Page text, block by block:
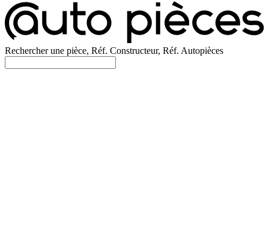
Rechercher une pièce, Réf. Constructeur, Réf. Autopièces